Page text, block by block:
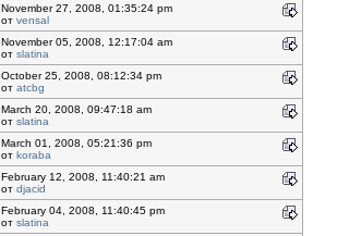
November 27, 2008, 01:35:24 pm
от vensal
November 05, 2008, 12:17:04 am
от slatina
October 25, 2008, 08:12:34 pm
от atcbg
March 20, 2008, 09:47:18 am
от slatina
March 01, 2008, 05:21:36 pm
от koraba
February 12, 2008, 11:40:21 am
от djacid
February 04, 2008, 11:40:45 pm
от slatina